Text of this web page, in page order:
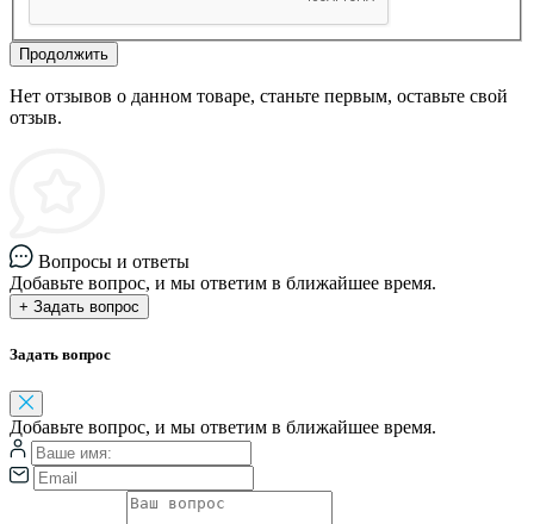
Продолжить
Нет отзывов о данном товаре, станьте первым, оставьте свой
отзыв.
Вопросы и ответы
Добавьте вопрос, и мы ответим в ближайшее время.
+ Задать вопрос
Задать вопрос
Добавьте вопрос, и мы ответим в ближайшее время.